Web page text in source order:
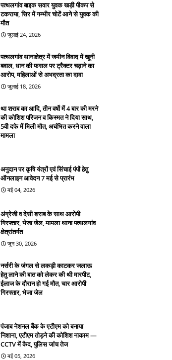
पत्थलगांव बाइक सवार युवक खड़ी पीकप से
टकराया, सिर में गम्भीर चोटें आने से युवक की
मौत
जुलाई 24, 2026
पत्थलगांव थानाक्षेत्र में जमीन विवाद में खूनी
बवाल, धान की फसल पर ट्रैक्टर चढ़ाने का
आरोप, महिलाओं से अभद्रता का दावा
जुलाई 18, 2026
था शराब का आदि, तीन वर्षो में 4 बार की मरने
की कोशिश परिजन व किस्मत ने दिया साथ,
5वी दफे में मिली मौत, अचंभित करने वाला
मामला
अनुदान पर कृषि यंत्रों एवं सिंचाई पंपों हेतु
ऑनलाइन आवेदन 7 मई से प्रारंभ
मई 04, 2026
अंग्रेजी व देसी शराब के साथ आरोपी
गिरफ्तार, भेजा जेल, मामला थाना पत्थलगांव
क्षेत्रांतर्गत
जून 30, 2026
नर्सरी के जंगल से लकड़ी काटकर जलाऊ
हेतु लाने की बात को लेकर की थी मारपीट,
ईलाज के दौरान हो गई मौत, चार आरोपी
गिरफ्तार, भेजा जेल
पंजाब नेशनल बैंक के एटीएम को बनाया
निशाना, एटीएम तोड़ने की कोशिश नाकाम —
CCTV में कैद, पुलिस जांच तेज
मई 05, 2026